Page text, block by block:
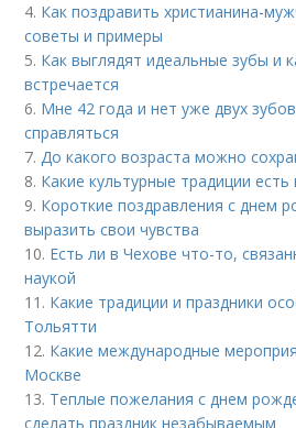
4. Как поздравить христианина-
советы и примеры
5. Как выглядят идеальные зубы и
встречается
6. Мне 42 года и нет уже двух
справляться
7.До какого возраста можно
8. Какие культурные традиции есть
9. Короткие поздравления с днем
выразить свои чувства
10. Есть ли в Чехове что-то,
наукой
11. Какие традиции и праздники
Тольятти
12. Какие международные
Москве
13. Теплые пожелания с днем
сделать праздник незабываемым